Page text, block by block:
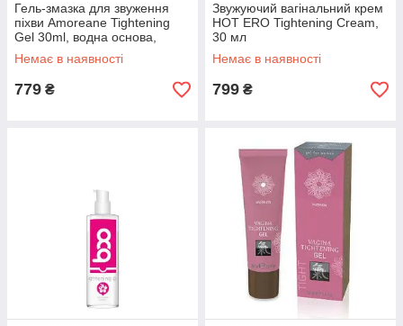
Гель-змазка для звуження
піхви Amoreane Tightening
Gel 30ml, водна основа,
екстракт гамамелісу
Немає в наявності
779 ₴
Звужуючий вагінальний крем
HOT ERO Tightening Cream,
30 мл
Немає в наявності
799 ₴